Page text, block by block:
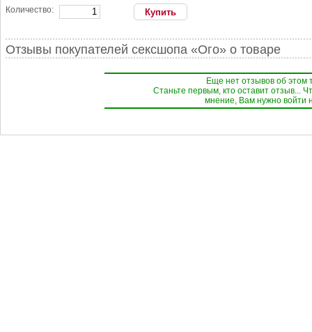
Количество:
Отзывы покупателей сексшопа «Ого» о товаре
Еще нет отзывов об этом
Станьте первым, кто оставит отзыв...
мнение, Вам нужно войти